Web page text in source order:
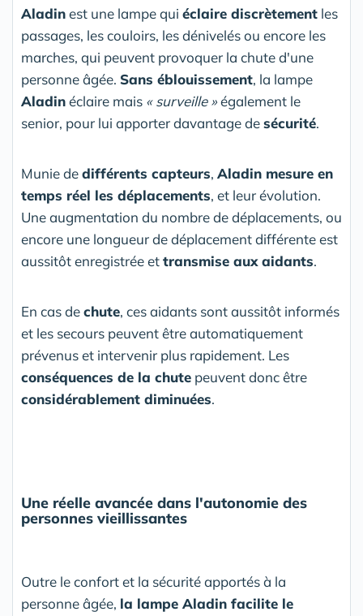
Aladinest une lampe qui éclaire discrètement les
passages, les couloirs, les dénivelés ou encore les
marches, qui peuvent provoquer la chute d'une
personne âgée. Sans éblouissement, la lampe
Aladinéclaire mais « surveille »également le
senior, pour lui apporter davantage desécurité.
Munie dedifférents capteurs, Aladin mesure en
temps réel les déplacements, et leur évolution.
Une augmentation du nombre de déplacements, ou
encore une longueur de déplacement différente est
aussitôt enregistrée ettransmise aux aidants.
En cas dechute, ces aidants sont aussitôt informés
et les secours peuvent être automatiquement
prévenus et intervenir plus rapidement. Les
conséquences de la chute peuvent donc être
considérablement diminuées.
Une réelle avancée dans l'autonomie des
personnes vieillissantes
Outre le confort et la sécurité apportés à la
personne âgée, la lampe Aladin facilite le